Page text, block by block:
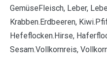
GemüseFleisch, Leber,
Krabben.Erdbeeren,
Hefeflocken.Hirse,
Sesam.Vollkornreis,